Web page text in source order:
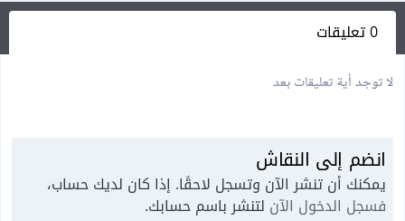
0 تعليقات
لا توجد أية تعليقات بعد
انضم إلى النقاش
يمكنك أن تنشر الآن وتسجل لاحقًا. إذا كان لديك حساب،
فسجل الدخول الآن لتنشر باسم حسابك.